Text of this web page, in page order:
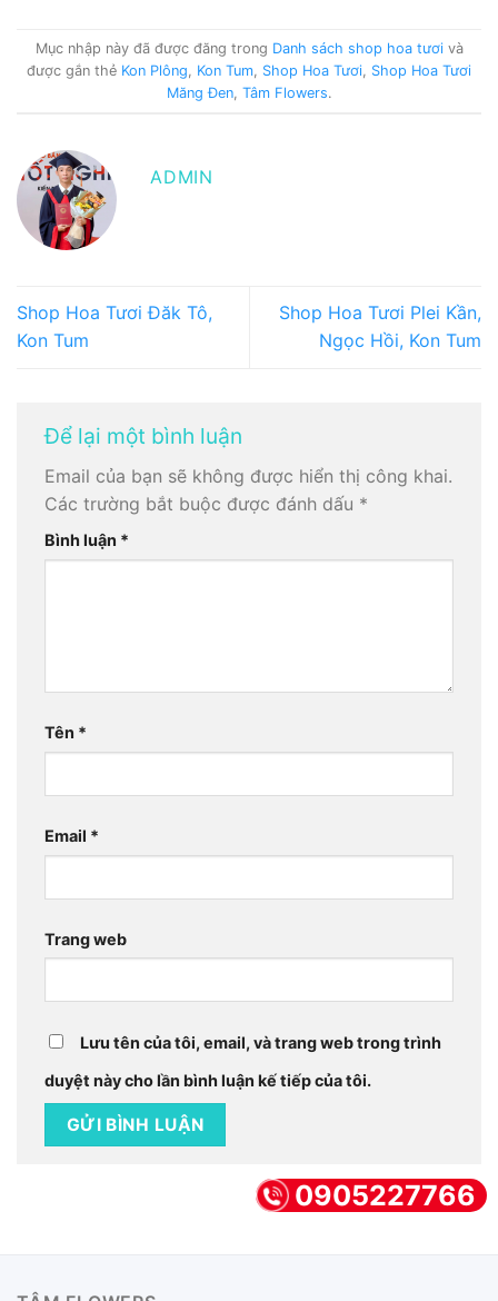
Mục nhập này đã được đăng trong Danh sách shop hoa tươivà
được gắn thẻ Kon Plông Kon Tum Shop Hoa Tươi Shop Hoa Tươi
Măng Đen, Tâm Flowers.
ADMIN
Shop Hoa Tươi Đăk Tô,
Kon Tum
Shop Hoa Tươi Plei Kần,
Ngọc Hồi, Kon Tum
Để lại một bình luận
Email của bạn sẽ không được hiển thị công khai.
Các trường bắt buộc được đánh dấu *
Bình luận *
Tên *
Email *
Trang web
Lưu tên của tôi, email, và trang web trong trình
duyệt này cho lần bình luận kế tiếp của tôi.
0905227766